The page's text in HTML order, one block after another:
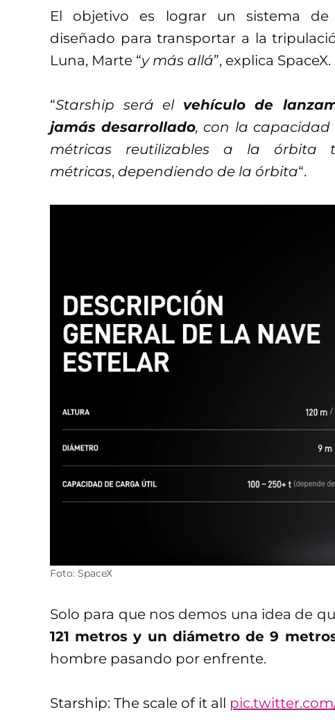
El objetivo es lograr un sistema de
diseñado para transportar a la
Luna, Marte “y más allá”, explica SpaceX.
“Starship será el vehículo de
jamás desarrollado, con la
métricas reutilizables a la órbita
métricas, dependiendo de la órbita“.
Foto: SpaceX
Solo para que nos demos una idea de
121 metros y un diámetro de 9
hombre pasando por enfrente.
Starship: The scale of it all